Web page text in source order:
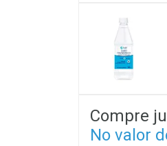
Compre
No valor